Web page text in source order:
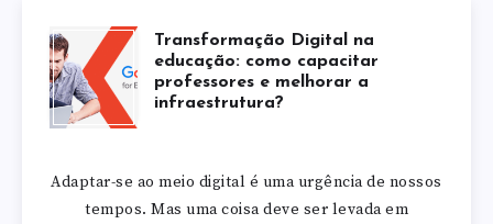
Transformação Digital na
educação: como capacitar
professores e melhorar a
infraestrutura?
Adaptar-se ao meio digital é uma urgência de nossos
tempos. Mas uma coisa deve ser levada em